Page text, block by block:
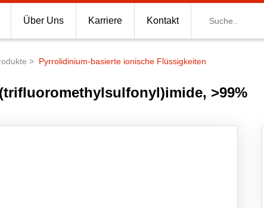
Über Uns Karriere Kontakt
Pyrrolidinium-basierte ionische Flüssigkeiten
>99%